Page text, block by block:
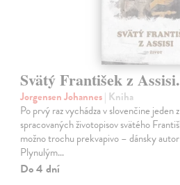
Svätý František z
Jorgensen Johannes| Kniha
Po prvý raz vychádza v slovenčine jeden
spracovaných životopisov svätého
možno trochu prekvapivo – dánsky
Plynulým…
Do 4 dní